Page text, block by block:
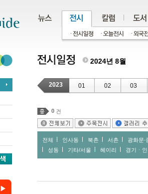
2024년 8월
2023 01 02 03
0 건
전체 인사동 북촌 서촌
광화문∙
성동
기타/서울 헤이리 경기ㆍ